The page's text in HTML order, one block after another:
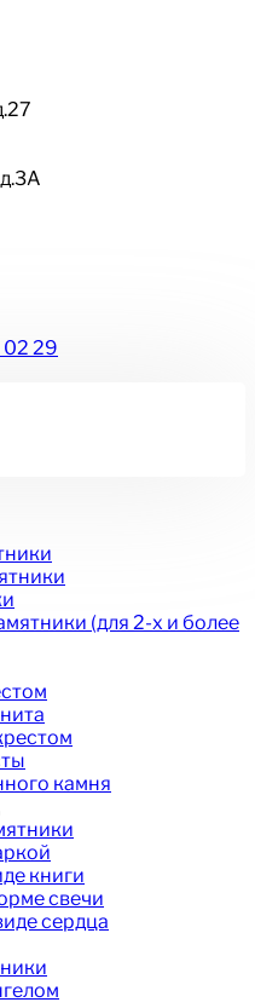
02 29
(для 2-х и более
камня
книги
свечи
сердца